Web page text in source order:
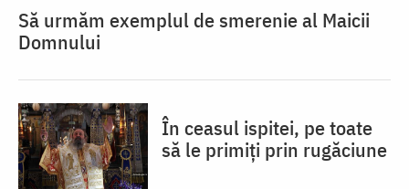
Să urmăm exemplul de smerenie al Maicii
Domnului
În ceasul ispitei, pe toate
să le primiți prin rugăciune